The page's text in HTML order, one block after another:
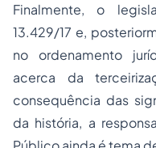
Finalmente, o
13.429/17 e,
no ordenamento
acerca da
consequência das
da história, a